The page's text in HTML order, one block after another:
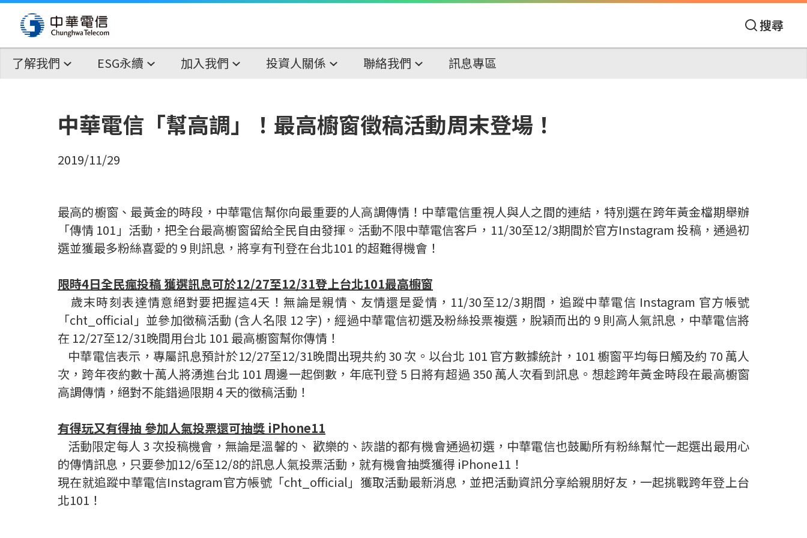
搜尋
了解我們 ESG永續 加入我們 投資人關係 聯絡我們 訊息專區
中華電信「幫高調」！最高櫥窗徵稿活動周末登場！
2019/11/29
最高的櫥窗、最黃金的時段，中華電信幫你向最重要的人高調傳情！中華電信重視人與人之間的連結，特別選在跨年黃金檔期舉辦
「傳情 101」活動，把全台最高櫥窗留給全民自由發揮。活動不限中華電信客戶，11/30至12/3期間於官方Instagram 投稿，通過初
選並獲最多粉絲喜愛的 9 則訊息，將享有刊登在台北101 的超難得機會！
限時4日全民瘋投稿 獲選訊息可於12/27至12/31登上台北101最高櫥窗
歲末時刻表達情意絕對要把握這4天！無論是親情、友情還是愛情，11/30至12/3期間，追蹤中華電信 Instagram 官方帳號
「cht_official」並參加徵稿活動 (含人名限 12 字)，經過中華電信初選及粉絲投票複選，脫穎而出的 9 則高人氣訊息，中華電信將
在 12/27至12/31晚間用台北 101 最高櫥窗幫你傳情！
中華電信表示，專屬訊息預計於12/27至12/31晚間出現共約 30 次。以台北 101 官方數據統計，101 櫥窗平均每日觸及約 70 萬人
次，跨年夜約數十萬人將湧進台北 101 周邊一起倒數，年底刊登 5 日將有超過 350 萬人次看到訊息。想趁跨年黃金時段在最高櫥窗
高調傳情，絕對不能錯過限期 4 天的徵稿活動！
有得玩又有得抽 參加人氣投票還可抽獎 iPhone11
活動限定每人 3 次投稿機會，無論是溫馨的、 歡樂的、詼諧的都有機會通過初選，中華電信也鼓勵所有粉絲幫忙一起選出最用心
的傳情訊息，只要參加12/6至12/8的訊息人氣投票活動，就有機會抽獎獲得 iPhone11！
現在就追蹤中華電信Instagram官方帳號「cht_official」獲取活動最新消息，並把活動資訊分享給親朋好友，一起挑戰跨年登上台
北101！